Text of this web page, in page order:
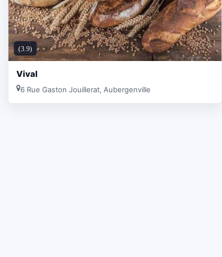
(3.9)
Vival
6 Rue Gaston Jouillerat, Aubergenville